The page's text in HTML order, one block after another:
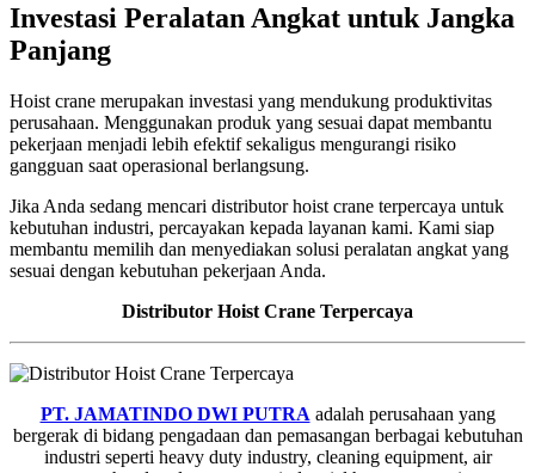
Investasi Peralatan Angkat untuk Jangka
Panjang
Hoist crane merupakan investasi yang mendukung produktivitas
perusahaan. Menggunakan produk yang sesuai dapat membantu
pekerjaan menjadi lebih efektif sekaligus mengurangi risiko
gangguan saat operasional berlangsung.
Jika Anda sedang mencari distributor hoist crane terpercaya untuk
kebutuhan industri, percayakan kepada layanan kami. Kami siap
membantu memilih dan menyediakan solusi peralatan angkat yang
sesuai dengan kebutuhan pekerjaan Anda.
Distributor Hoist Crane Terpercaya
PT. JAMATINDO DWI PUTRA adalah perusahaan yang
bergerak di bidang pengadaan dan pemasangan berbagai kebutuhan
industri seperti heavy duty industry, cleaning equipment, air